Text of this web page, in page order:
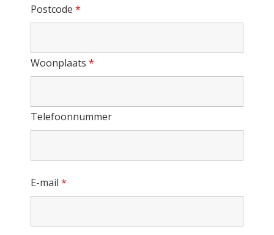
Postcode *
Woonplaats *
Telefoonnummer
E-mail *